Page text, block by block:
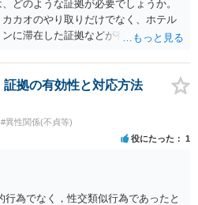
どのような証拠が必要でしょうか。
カオのやり取りだけでなく、ホテル
に滞在した証拠などが有効です。 不
ができると思われます。 ただし、不
、不貞を許したとの評価につながる
さい。 以上、ご参考まで。
拠の有効性と対応方法
#異性関係(不貞等)
役にたった 1
為でなく，性交類似行為であったと